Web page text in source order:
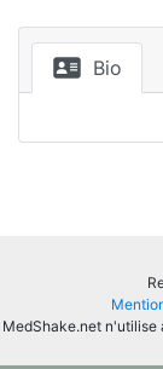
Bio
MedShake.net n'utilise